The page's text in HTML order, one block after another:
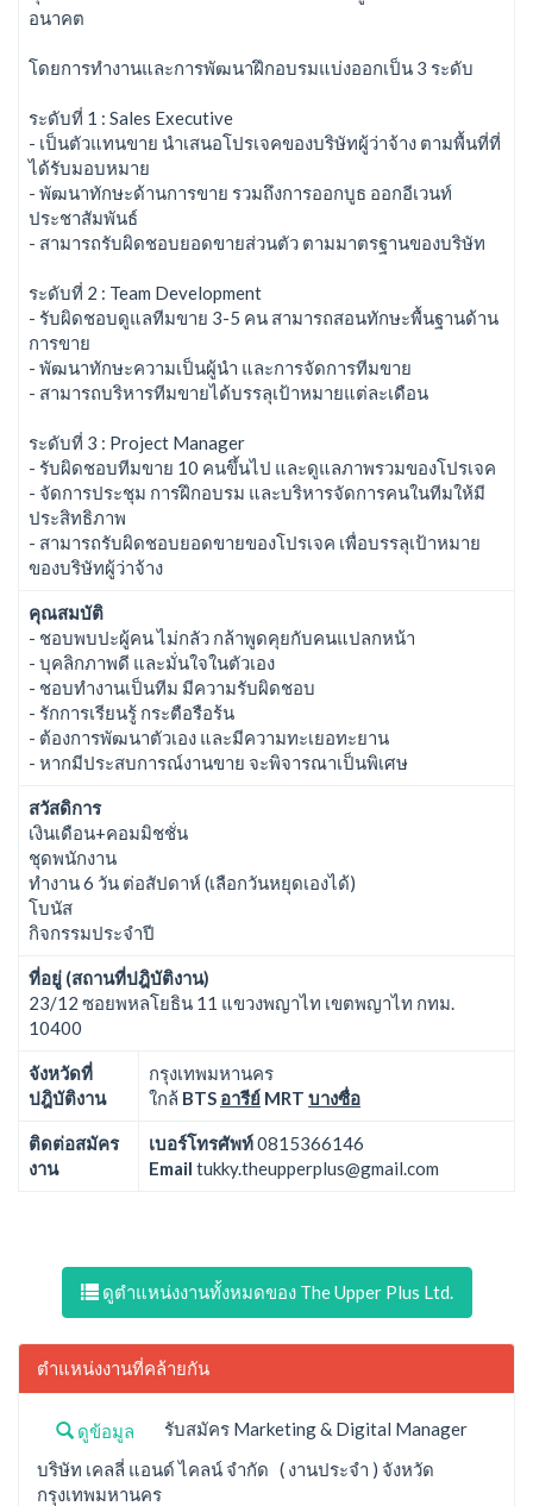
อนาคต
โดยการทำงานและการพัฒนาฝึกอบรมแบ่งออกเป็น 3 ระดับ
ระดับที่ 1 : Sales Executive
- เป็นตัวแทนขาย นำเสนอโปรเจคของบริษัทผู้ว่าจ้าง ตามพื้นที่ที่
ได้รับมอบหมาย
- พัฒนาทักษะด้านการขาย รวมถึงการออกบูธ ออกอีเวนท์
ประชาสัมพันธ์
- สามารถรับผิดชอบยอดขายส่วนตัว ตามมาตรฐานของบริษัท
ระดับที่ 2 : Team Development
- รับผิดชอบดูแลทีมขาย 3-5 คน สามารถสอนทักษะพื้นฐานด้าน
การขาย
- พัฒนาทักษะความเป็นผู้นำ และการจัดการทีมขาย
- สามารถบริหารทีมขายได้บรรลุเป้าหมายแต่ละเดือน
ระดับที่ 3 : Project Manager
- รับผิดชอบทีมขาย 10 คนขึ้นไป และดูแลภาพรวมของโปรเจค
- จัดการประชุม การฝึกอบรม และบริหารจัดการคนในทีมให้มี
ประสิทธิภาพ
- สามารถรับผิดชอบยอดขายของโปรเจค เพื่อบรรลุเป้าหมาย
ของบริษัทผู้ว่าจ้าง
คุณสมบัติ
- ชอบพบปะผู้คน ไม่กลัว กล้าพูดคุยกับคนแปลกหน้า
- บุคลิกภาพดี และมั่นใจในตัวเอง
- ชอบทำงานเป็นทีม มีความรับผิดชอบ
- รักการเรียนรู้ กระตือรือร้น
- ต้องการพัฒนาตัวเอง และมีความทะเยอทะยาน
- หากมีประสบการณ์งานขาย จะพิจารณาเป็นพิเศษ
สวัสดิการ
เงินเดือน+คอมมิชชั่น
ชุดพนักงาน
ทำงาน 6 วัน ต่อสัปดาห์ (เลือกวันหยุดเองได้)
โบนัส
กิจกรรมประจำปี
ที่อยู่ (สถานที่ปฎิบัติงาน)
23/12 ซอยพหลโยธิน 11 แขวงพญาไท เขตพญาไท กทม.
10400
จังหวัดที่
ปฎิบัติงาน
กรุงเทพมหานคร
ใกล้ BTS อารีย์ MRT บางซื่อ
ติดต่อสมัคร
งาน
เบอร์โทรศัพท์0815366146
Email tukky.theupperplus@gmail.com
ดูตำแหน่งงานทั้งหมดของ The Upper Plus Ltd.
ตำแหน่งงานที่คล้ายกัน
ดูข้อมูล
รับสมัคร Marketing & Digital Manager
บริษัท เคลลี่ แอนด์ ไคลน์ จำกัด ( งานประจำ ) จังหวัด
กรุงเทพมหานคร